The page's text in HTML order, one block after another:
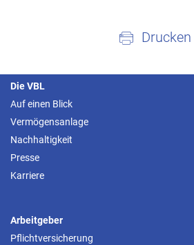
Drucken
Die VBL
Auf einen Blick
Vermögensanlage
Nachhaltigkeit
Presse
Karriere
Arbeitgeber
Pflichtversicherung